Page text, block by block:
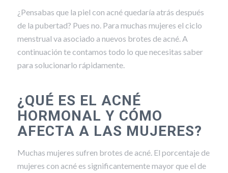
¿Pensabas que la piel con acné quedaría atrás después
de la pubertad? Pues no. Para muchas mujeres el ciclo
menstrual va asociado a nuevos brotes de acné. A
continuación te contamos todo lo que necesitas saber
para solucionarlo rápidamente.
¿QUÉ ES EL ACNÉ
HORMONAL Y CÓMO
AFECTA A LAS MUJERES?
Muchas mujeres sufren brotes de acné. El porcentaje de
mujeres con acné es significantemente mayor que el de